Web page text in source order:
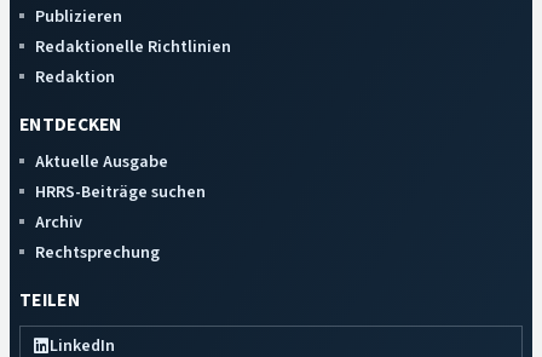
Publizieren
Redaktionelle Richtlinien
Redaktion
ENTDECKEN
Aktuelle Ausgabe
HRRS-Beiträge suchen
Archiv
Rechtsprechung
TEILEN
LinkedIn